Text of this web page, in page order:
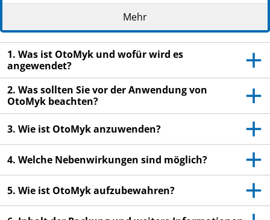
Wenn Sie weitere Fragen haben, wenden Sie sich
an Ihren Arzt oder Apotheker.
Dieses Arzneimittel wurde Ihnen persönlich
verschrieben. Geben Sie es nicht an Dritte weiter.
Es kann anderen Menschen schaden, auch wenn
diese die gleichen Beschwerden haben wie Sie.
Wenn Sie Nebenwirkungen bemerken, wenden Sie
für Nebenwirkungen, die nicht in dieser
Packungsbeilage angegeben sind. Siehe Abschnitt
4.
Mehr
1. Was ist OtoMyk und wofür wird es
angewendet?
2. Was sollten Sie vor der Anwendung von
OtoMyk beachten?
3. Wie ist OtoMyk anzuwenden?
4. Welche Nebenwirkungen sind möglich?
5. Wie ist OtoMyk aufzubewahren?